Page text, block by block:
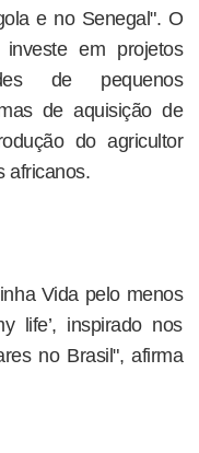
e no Senegal". O
em projetos
de pequenos
de aquisição de
do agricultor
africanos.
Vida pelo menos
life’, inspirado nos
no Brasil", afirma